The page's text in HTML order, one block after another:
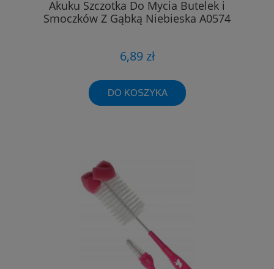
Akuku Szczotka Do Mycia Butelek i
Smoczków Z Gąbką Niebieska A0574
6,89 zł
DO KOSZYKA